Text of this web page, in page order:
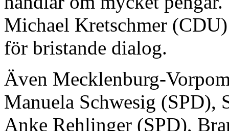
Michael Kretschmer
för bristande dialog.
Även Mecklenburg-
Manuela Schwesig (SPD),
Anke Rehlinger (SPD),